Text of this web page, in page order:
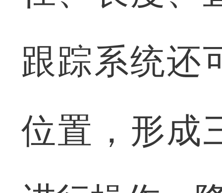
跟踪系统还
位置，形成